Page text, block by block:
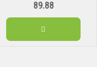
89.88